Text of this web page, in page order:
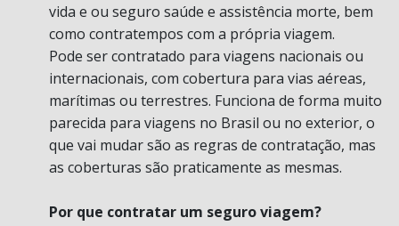
vida e ou seguro saúde e assistência morte, bem
como contratempos com a própria viagem.
Pode ser contratado para viagens nacionais ou
internacionais, com cobertura para vias aéreas,
marítimas ou terrestres. Funciona de forma muito
parecida para viagens no Brasil ou no exterior, o
que vai mudar são as regras de contratação, mas
as coberturas são praticamente as mesmas.
Por que contratar um seguro viagem?